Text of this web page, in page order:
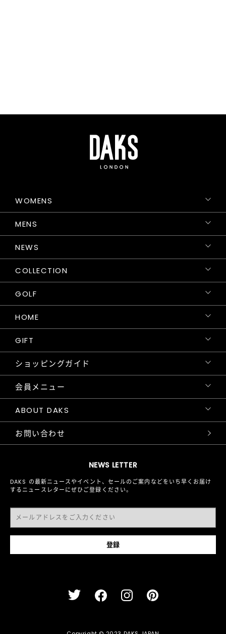
NEWS LETTER
DAKS の最新ニュースやイベント、セールのご案内などをいち早くお届け
するニュースレターにぜひご登録ください。
WOMENS
MENS
NEWS
COLLECTION
GOLF
HOME
GIFT
ショッピングガイド
会員メニュー
ABOUT DAKS
お問い合わせ